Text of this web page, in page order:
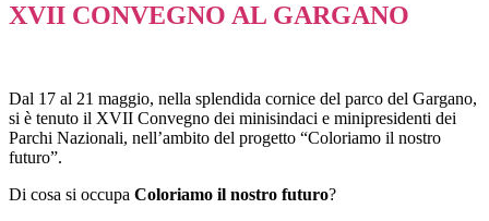
XVII CONVEGNO AL GARGANO
Dal 17 al 21 maggio, nella splendida cornice del parco del Gargano,
si è tenuto il XVII Convegno dei minisindaci e minipresidenti dei
Parchi Nazionali, nell’ambito del progetto “Coloriamo il nostro
futuro”.
Di cosa si occupa Coloriamo il nostro futuro?